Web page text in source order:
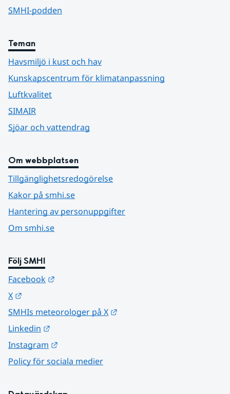
SMHI-podden
Teman
Havsmiljö i kust och hav
Kunskapscentrum för klimatanpassning
Luftkvalitet
SIMAIR
Sjöar och vattendrag
Om webbplatsen
Tillgänglighetsredogörelse
Kakor på smhi.se
Hantering av personuppgifter
Om smhi.se
Följ SMHI
Facebook
X
SMHIs meteorologer på X
Linkedin
Instagram
Policy för sociala medier